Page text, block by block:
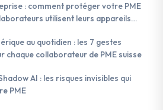
: comment protéger votre PME
utilisent leurs appareils
au quotidien : les 7 gestes
chaque collaborateur de PME suisse
AI : les risques invisibles qui
PME